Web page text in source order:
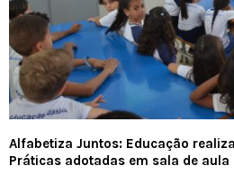
Alfabetiza Juntos: Educação
Práticas adotadas em sala de aula